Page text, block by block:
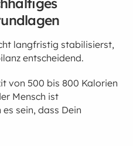
langfristig stabilisierst,
entscheidend.
von 500 bis 800 Kalorien
Mensch ist
sein, dass Dein